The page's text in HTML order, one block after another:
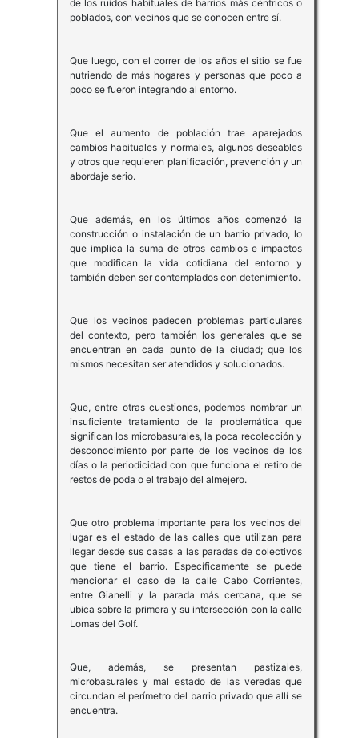
de los ruidos habituales de barrios más céntricos o
poblados, con vecinos que se conocen entre sí.
Que luego, con el correr de los años el sitio se fue
nutriendo de más hogares y personas que poco a
poco se fueron integrando al entorno.
Que el aumento de población trae aparejados
cambios habituales y normales, algunos deseables
y otros que requieren planificación, prevención y un
abordaje serio.
Que además, en los últimos años comenzó la
construcción o instalación de un barrio privado, lo
que implica la suma de otros cambios e impactos
que modifican la vida cotidiana del entorno y
también deben ser contemplados con detenimiento.
Que los vecinos padecen problemas particulares
del contexto, pero también los generales que se
encuentran en cada punto de la ciudad; que los
mismos necesitan ser atendidos y solucionados.
Que, entre otras cuestiones, podemos nombrar un
insuficiente tratamiento de la problemática que
significan los microbasurales, la poca recolección y
desconocimiento por parte de los vecinos de los
días o la periodicidad con que funciona el retiro de
restos de poda o el trabajo del almejero.
Que otro problema importante para los vecinos del
lugar es el estado de las calles que utilizan para
llegar desde sus casas a las paradas de colectivos
que tiene el barrio. Específicamente se puede
mencionar el caso de la calle Cabo Corrientes,
entre Gianelli y la parada más cercana, que se
ubica sobre la primera y su intersección con la calle
Lomas del Golf.
Que, además, se presentan pastizales,
microbasurales y mal estado de las veredas que
circundan el perímetro del barrio privado que allí se
encuentra.